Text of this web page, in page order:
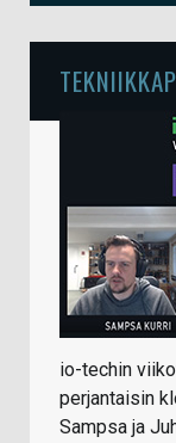
io-techin
perjantaisin
Sampsa ja